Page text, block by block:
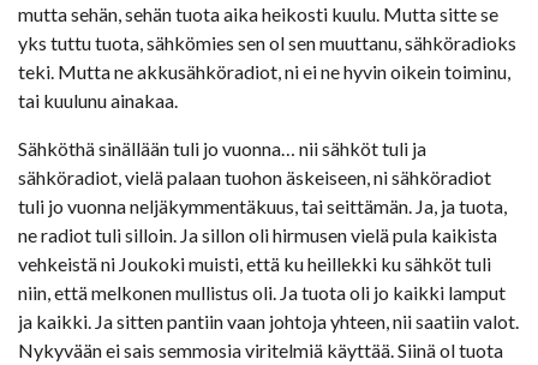
mutta sehän, sehän tuota aika heikosti kuulu. Mutta sitte se
yks tuttu tuota, sähkömies sen ol sen muuttanu, sähköradioks
teki. Mutta ne akkusähköradiot, ni ei ne hyvin oikein toiminu,
tai kuulunu ainakaa.
Sähköthä sinällään tuli jo vuonna… nii sähköt tuli ja
sähköradiot, vielä palaan tuohon äskeiseen, ni sähköradiot
tuli jo vuonna neljäkymmentäkuus, tai seittämän. Ja, ja tuota,
ne radiot tuli silloin. Ja sillon oli hirmusen vielä pula kaikista
vehkeistä ni Joukoki muisti, että ku heillekki ku sähköt tuli
niin, että melkonen mullistus oli. Ja tuota oli jo kaikki lamput
ja kaikki. Ja sitten pantiin vaan johtoja yhteen, nii saatiin valot.
Nykyvään ei sais semmosia viritelmiä käyttää. Siinä ol tuota